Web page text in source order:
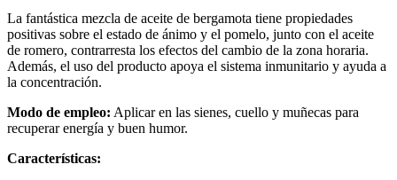
La fantástica mezcla de aceite de bergamota tiene propiedades
positivas sobre el estado de ánimo y el pomelo, junto con el aceite
de romero, contrarresta los efectos del cambio de la zona horaria.
Además, el uso del producto apoya el sistema inmunitario y ayuda a
la concentración.
Modo de empleo: Aplicar en las sienes, cuello y muñecas para
recuperar energía y buen humor.
Características: